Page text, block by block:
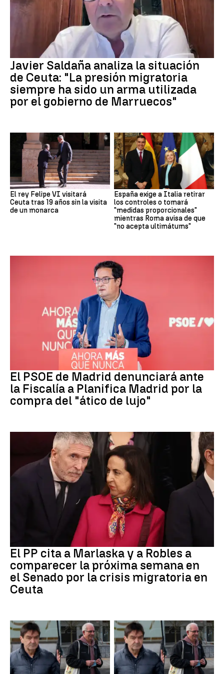
Javier Saldaña analiza la situación
de Ceuta: "La presión migratoria
siempre ha sido un arma utilizada
por el gobierno de Marruecos"
El rey Felipe VI visitará
Ceuta tras 19 años sin la visita
de un monarca
España exige a Italia retirar
los controles o tomará
"medidas proporcionales"
mientras Roma avisa de que
"no acepta ultimátums"
El PSOE de Madrid denunciará ante
la Fiscalía a Planifica Madrid por la
compra del "ático de lujo"
El PP cita a Marlaska y a Robles a
comparecer la próxima semana en
el Senado por la crisis migratoria en
Ceuta
ETA ETA